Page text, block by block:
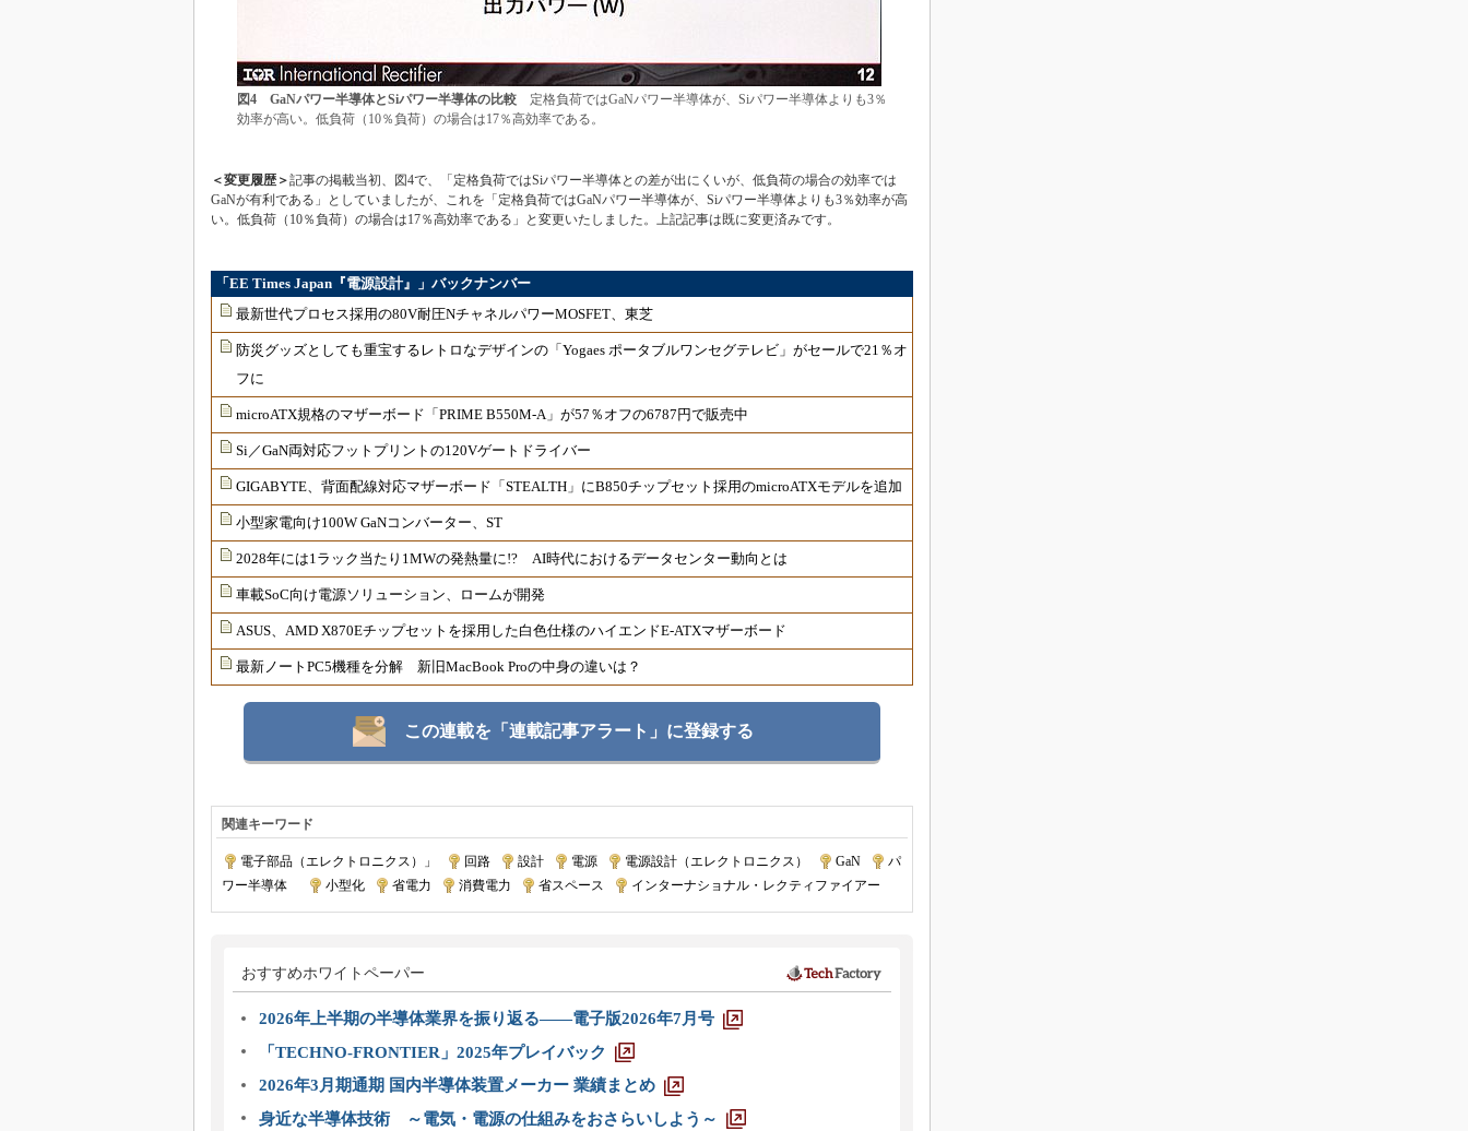
図4 GaNパワー半導体とSiパワー半導体の比較定格負荷ではGaNパワー半導体が、Siパワー半導体よりも3％
効率が高い。低負荷（10％負荷）の場合は17％高効率である。
＜変更履歴＞記事の掲載当初、図4で、「定格負荷ではSiパワー半導体との差が出にくいが、低負荷の場合の効率では
GaNが有利である」としていましたが、これを「定格負荷ではGaNパワー半導体が、Siパワー半導体よりも3％効率が高
い。低負荷（10％負荷）の場合は17％高効率である」と変更いたしました。上記記事は既に変更済みです。
「EE Times Japan『電源設計』」バックナンバー
最新世代プロセス採用の80V耐圧NチャネルパワーMOSFET、東芝
防災グッズとしても重宝するレトロなデザインの「Yogaes ポータブルワンセグテレビ」がセールで21％オ
フに
microATX規格のマザーボード「PRIME B550M-A」が57％オフの6787円で販売中
Si／GaN両対応フットプリントの120Vゲートドライバー
GIGABYTE、背面配線対応マザーボード「STEALTH」にB850チップセット採用のmicroATXモデルを追加
小型家電向け100W GaNコンバーター、ST
2028年には1ラック当たり1MWの発熱量に!? AI時代におけるデータセンター動向とは
車載SoC向け電源ソリューション、ロームが開発
ASUS、AMD X870Eチップセットを採用した白色仕様のハイエンドE-ATXマザーボード
最新ノートPC5機種を分解 新旧MacBook Proの中身の違いは？
この連載を「連載記事アラート」に登録する
関連キーワード
電子部品（エレクトロニクス）」 回路 設計 電源 電源設計（エレクトロニクス） GaN
パ
ワー半導体
小型化 省電力 消費電力 省スペース インターナショナル・レクティファイアー
おすすめホワイトペーパー
2026年上半期の半導体業界を振り返る――電子版2026年7月号
「TECHNO-FRONTIER」2025年プレイバック
2026年3月期通期 国内半導体装置メーカー 業績まとめ
身近な半導体技術 ～電気・電源の仕組みをおさらいしよう～